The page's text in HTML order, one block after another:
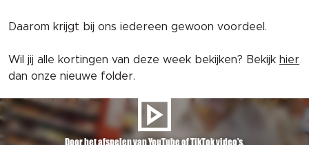
Daarom krijgt bij ons iedereen gewoon voordeel.
Wil jij alle kortingen van deze week bekijken? Bekijk hier
dan onze nieuwe folder.
Door het afspelen van YouTube of TikTok video's,